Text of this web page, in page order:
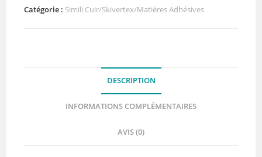
Clair
Catégorie : Simili Cuir/Skivertex/Matières Adhésives
DESCRIPTION
INFORMATIONS COMPLÉMENTAIRES
AVIS (0)